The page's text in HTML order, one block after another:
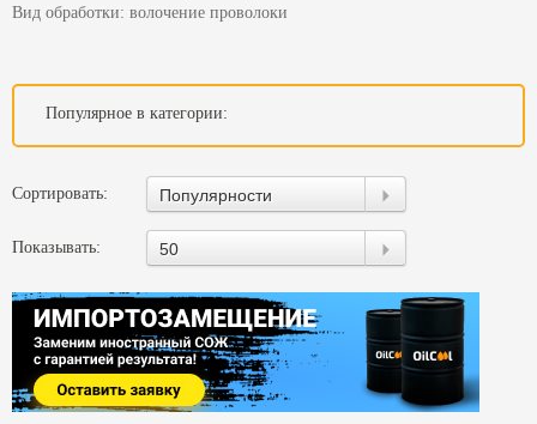
Вид обработки: волочение проволоки
Популярное в категории:
Сортировать: Популярности
Показывать: 50